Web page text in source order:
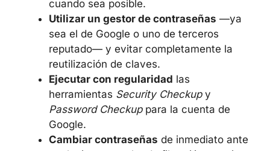
redes sociales, mensajería), priorizando
métodos que no dependan de SMS
cuando sea posible.
Utilizar un gestor de contraseñas—ya
sea el de Google o uno de terceros
reputado— y evitar completamente la
reutilización de claves.
Ejecutar con regularidadlas
herramientas
Password Checkuppara la cuenta de